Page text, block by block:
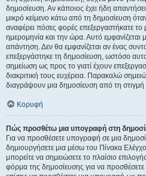
δημοσίευση. Αν κάποιος έχει ήδη
μικρό κείμενο κάτω από τη δημοσίευση
αναφέρει πόσες φορές επεξεργαστήκατε
ημερομηνία και την ώρα. Αυτό εμφανίζεται
απάντηση. Δεν θα εμφανίζεται αν ένας
επεξεργάστηκε τη δημοσίευση, ωστόσο
σημείωση ως προς το γιατί έχουν
διακριτική τους ευχέρεια. Παρακαλώ
διαγράψουν μια δημοσίευση από τη στιγμή
Κορυφή
Πώς προσθέτω μια υπογραφή στη
Για να προσθέσετε υπογραφή σε μια
δημιουργήσετε μια μέσω του Πίνακα
μπορείτε να σημειώσετε το πλαίσιο επιλογής
φόρμα της δημοσίευσης για να